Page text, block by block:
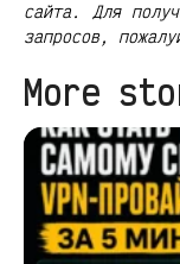
сайта. Для
запросов,
More